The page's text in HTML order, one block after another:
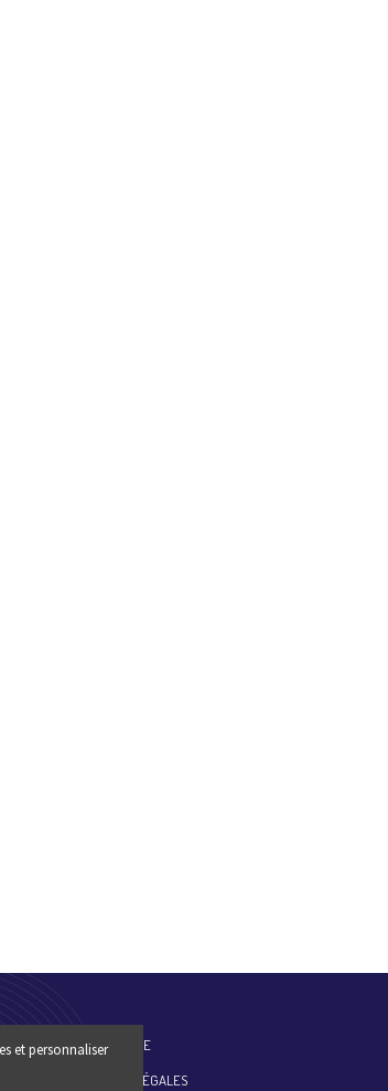
PLAN DU SITE
MENTIONS LÉGALES
et personnaliser